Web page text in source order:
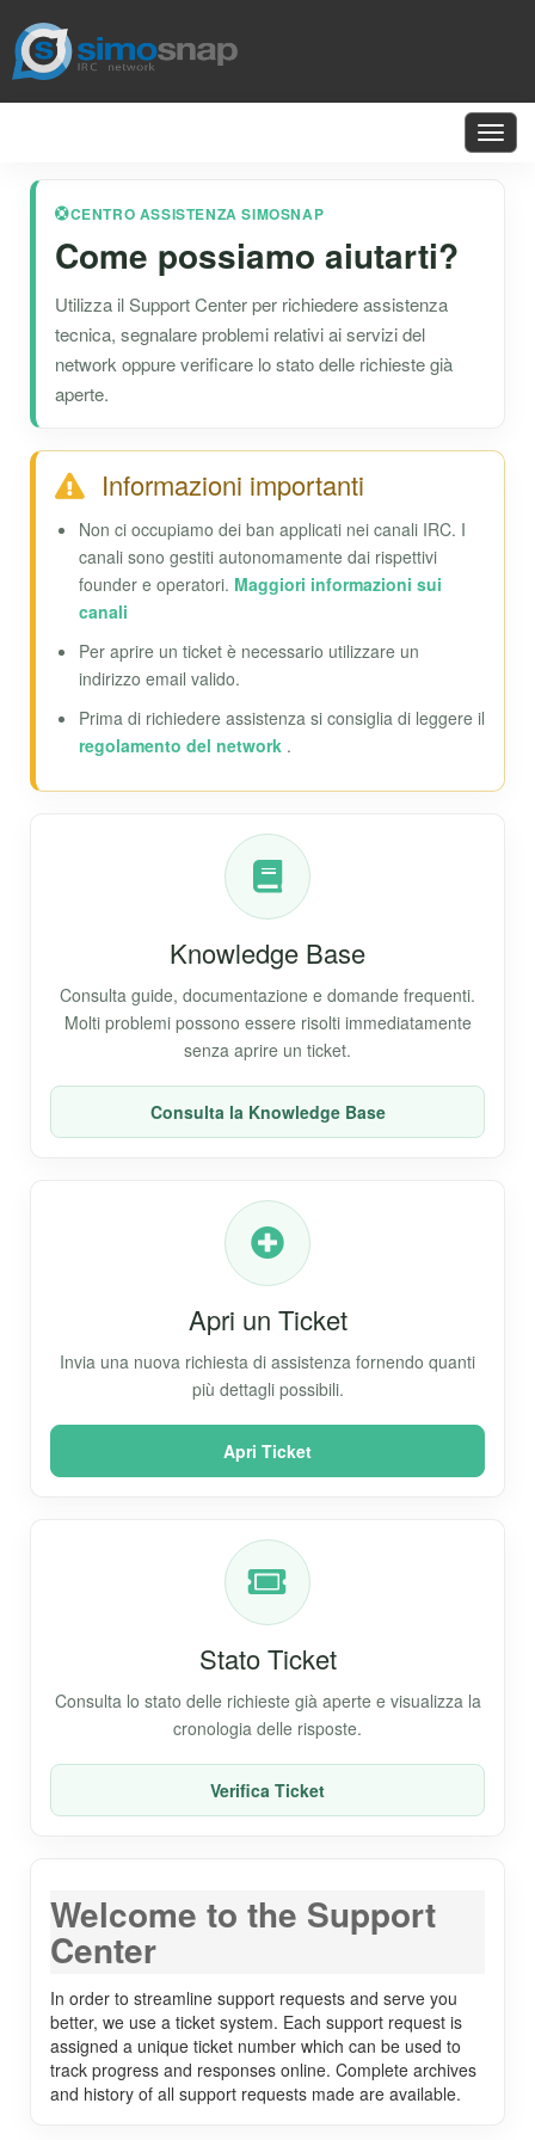
CENTRO ASSISTENZA SIMOSNAP
Come possiamo aiutarti?
Utilizza il Support Center per richiedere assistenza
tecnica, segnalare problemi relativi ai servizi del
network oppure verificare lo stato delle richieste già
aperte.
Informazioni importanti
Non ci occupiamo dei ban applicati nei canali IRC. I
canali sono gestiti autonomamente dai rispettivi
founder e operatori. Maggiori informazioni sui
canali
Per aprire un ticket è necessario utilizzare un
indirizzo email valido.
Prima di richiedere assistenza si consiglia di leggere il
regolamento del network .
Knowledge Base
Consulta guide, documentazione e domande frequenti.
Molti problemi possono essere risolti immediatamente
senza aprire un ticket.
Consulta la Knowledge Base
Apri un Ticket
Invia una nuova richiesta di assistenza fornendo quanti
più dettagli possibili.
Apri Ticket
Stato Ticket
Consulta lo stato delle richieste già aperte e visualizza la
cronologia delle risposte.
Verifica Ticket
Welcome to the Support
Center
In order to streamline support requests and serve you
better, we use a ticket system. Each support request is
assigned a unique ticket number which can be used to
track progress and responses online. Complete archives
and history of all support requests made are available.